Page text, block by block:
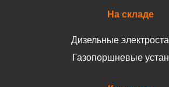
На складе
Дизельные
Газопоршневые